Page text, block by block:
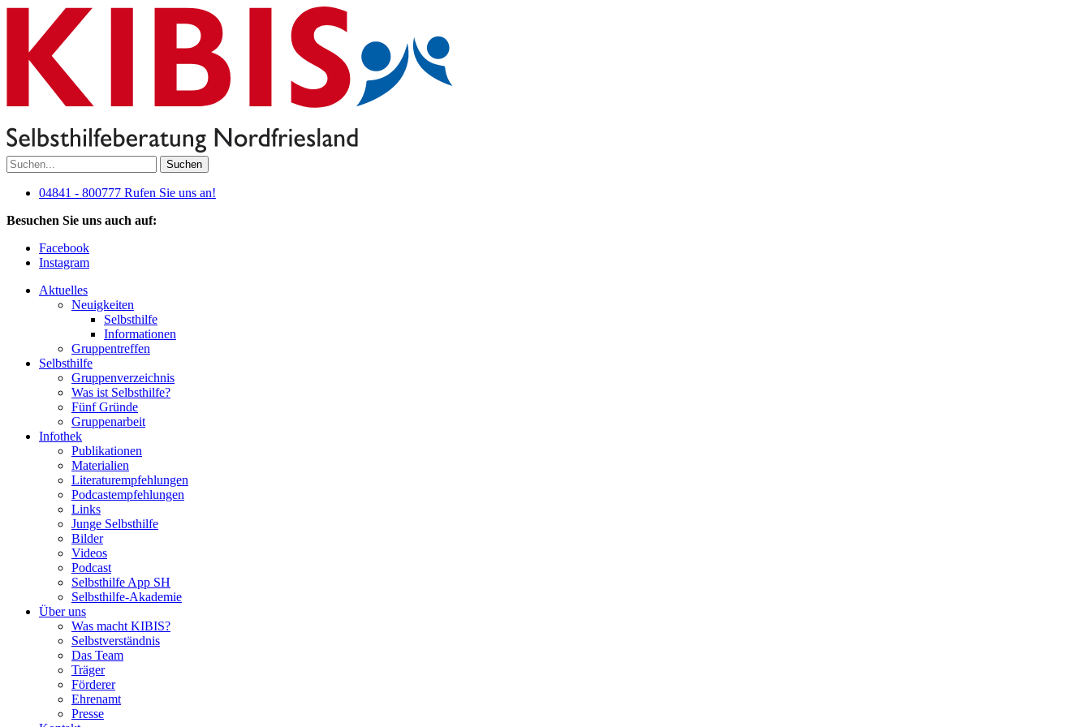
Suchen
04841 - 800777 Rufen Sie uns an!
Besuchen Sie uns auch auf:
Facebook
Instagram
Aktuelles
Neuigkeiten
Selbsthilfe
Informationen
Gruppentreffen
Selbsthilfe
Gruppenverzeichnis
Was ist Selbsthilfe?
Fünf Gründe
Gruppenarbeit
Infothek
Publikationen
Materialien
Literaturempfehlungen
Podcastempfehlungen
Links
Junge Selbsthilfe
Bilder
Videos
Podcast
Selbsthilfe App SH
Selbsthilfe-Akademie
Über uns
Was macht KIBIS?
Selbstverständnis
Das Team
Träger
Förderer
Ehrenamt
Presse